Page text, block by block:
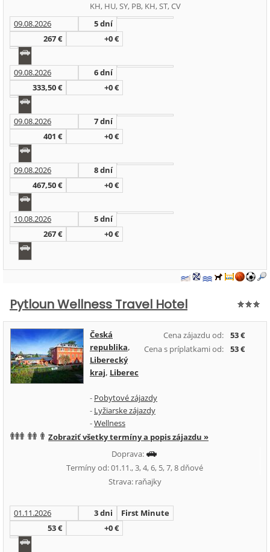
KH, HU, SY, PB, KH, ST, CV
09.08.2026
5 dní
267 €
+0 €
09.08.2026
6 dní
333,50 €
+0 €
09.08.2026
7 dní
401 €
+0 €
09.08.2026
8 dní
467,50 €
+0 €
10.08.2026
5 dní
267 €
+0 €
Pytloun Wellness Travel Hotel
Cena zájazdu od:
53 €
Cena s príplatkami od:
53 €
Česká
republika,
Liberecký
kraj, Liberec
- Pobytové zájazdy
- Lyžiarske zájazdy
-Wellness
Zobraziť všetky termíny a popis zájazdu »
Doprava:
Termíny od: 01.11., 3, 4, 6, 5, 7, 8 dňové
Strava: raňajky
01.11.2026 3 dni
First Minute
53 €
+0 €